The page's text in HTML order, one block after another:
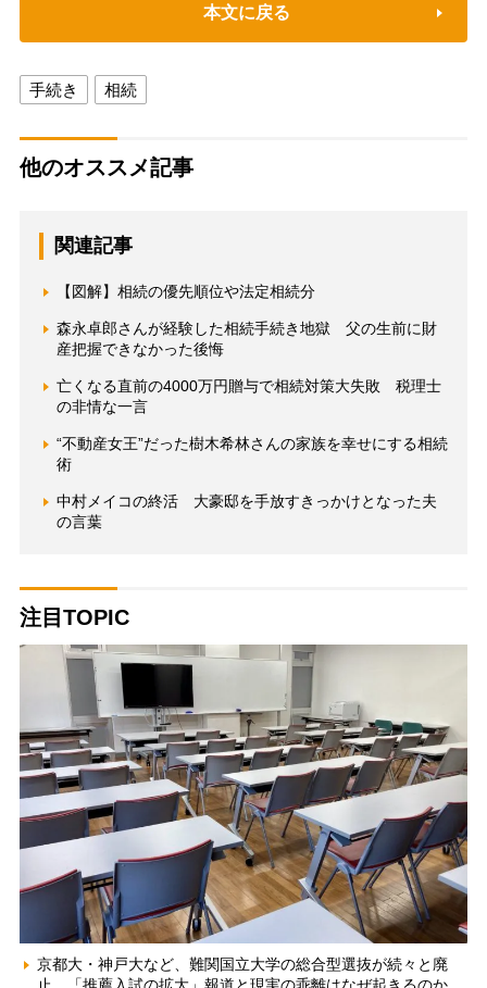
本文に戻る
手続き 相続
他のオススメ記事
関連記事
【図解】相続の優先順位や法定相続分
森永卓郎さんが経験した相続手続き地獄 父の生前に財
産把握できなかった後悔
亡くなる直前の4000万円贈与で相続対策大失敗 税理士
の非情な一言
“不動産女王”だった樹木希林さんの家族を幸せにする相続
術
中村メイコの終活 大豪邸を手放すきっかけとなった夫
の言葉
注目TOPIC
京都大・神戸大など、難関国立大学の総合型選抜が続々と廃
止 「推薦入試の拡大」報道と現実の乖離はなぜ起きるのか